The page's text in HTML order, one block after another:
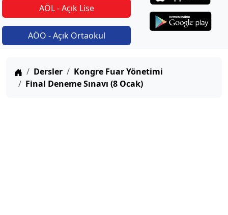
AÖL - Açık Lise
AÖO - Açık Ortaokul
Anasayfa
Dersler
Kongre Fuar Yönetimi
Final Deneme Sınavı (8 Ocak)